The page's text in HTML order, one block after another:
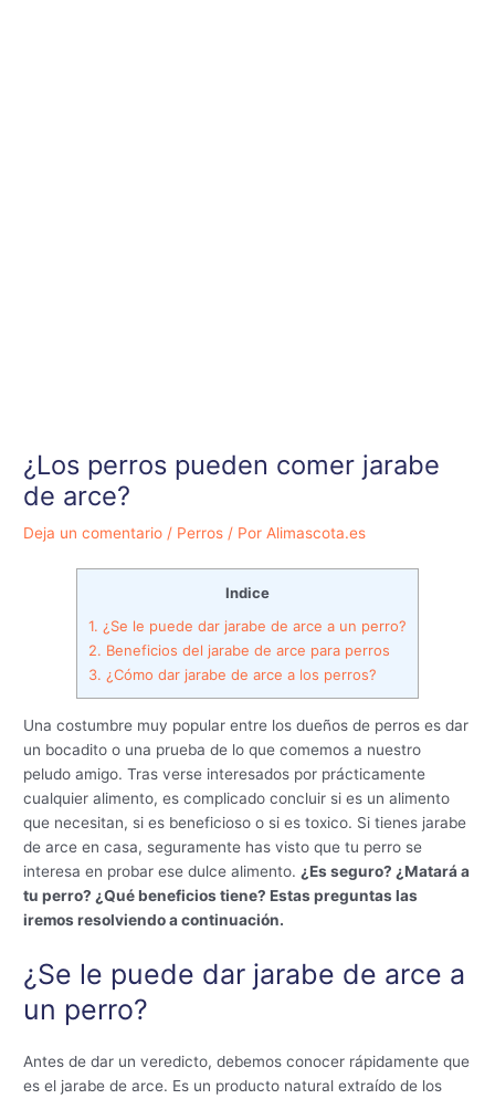
¿Los perros pueden comer jarabe
de arce?
Deja un comentario / Perros / PorAlimascota.es
Indice
1. ¿Se le puede dar jarabe de arce a un perro?
2. Beneficios del jarabe de arce para perros
3. ¿Cómo dar jarabe de arce a los perros?
Una costumbre muy popular entre los dueños de perros es dar
un bocadito o una prueba de lo que comemos a nuestro
peludo amigo. Tras verse interesados por prácticamente
cualquier alimento, es complicado concluir si es un alimento
que necesitan, si es beneficioso o si es toxico. Si tienes jarabe
de arce en casa, seguramente has visto que tu perro se
interesa en probar ese dulce alimento. ¿Es seguro? ¿Matará a
tu perro? ¿Qué beneficios tiene? Estas preguntas las
iremos resolviendo a continuación.
¿Se le puede dar jarabe de arce a
un perro?
Antes de dar un veredicto, debemos conocer rápidamente que
es el jarabe de arce. Es un producto natural extraído de los